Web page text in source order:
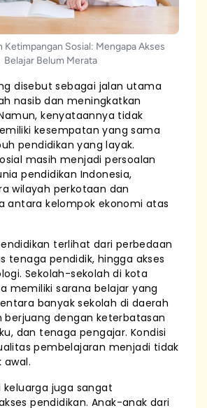
Ketimpangan Sosial: Mengapa Akses
Belajar Belum Merata
disebut sebagai jalan utama
nasib dan meningkatkan
kenyataannya tidak
kesempatan yang sama
pendidikan yang layak.
masih menjadi persoalan
pendidikan Indonesia,
wilayah perkotaan dan
antara kelompok ekonomi atas
terlihat dari perbedaan
tenaga pendidik, hingga akses
Sekolah-sekolah di kota
memiliki sarana belajar yang
banyak sekolah di daerah
berjuang dengan keterbatasan
dan tenaga pengajar. Kondisi
pembelajaran menjadi tidak
awal.
keluarga juga sangat
pendidikan. Anak-anak dari